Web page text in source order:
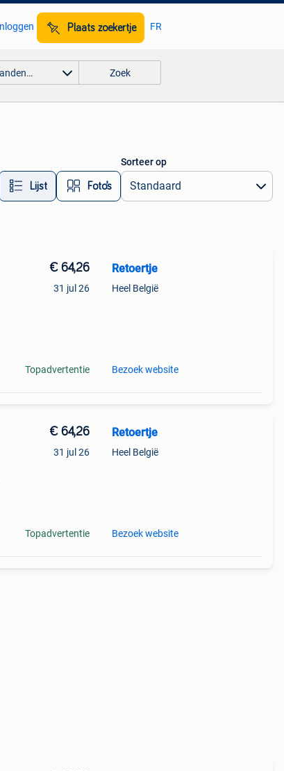
Plaats zoekertje FR
Zoek
Lijst Foto’s
Sorteer op
€ 64,26
31 jul 26
Topadvertentie
Retoertje
Heel België
Bezoek website
€ 64,26
31 jul 26
Topadvertentie
Retoertje
Heel België
Bezoek website